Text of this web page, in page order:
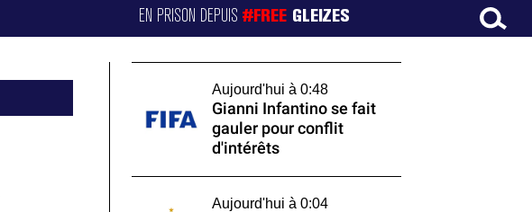
EN PRISON DEPUIS#FREE GLEIZES
Aujourd'hui à 0:48
Gianni Infantino se fait
gauler pour conflit
d'intérêts
Aujourd'hui à 0:04